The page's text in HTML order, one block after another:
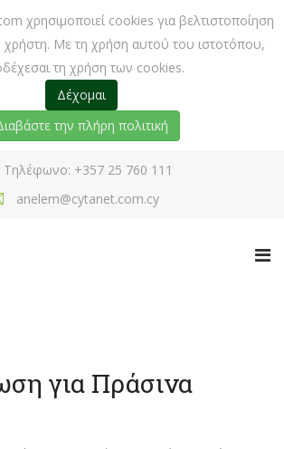
χρησιμοποιεί cookies για βελτιστοποίηση
χρήστη. Με τη χρήση αυτού του ιστοτόπου,
τη χρήση των cookies.
Δέχομαι
την πλήρη πολιτική
Τηλέφωνο: +357 25 760 111
anelem@cytanet.com.cy
για Πράσινα